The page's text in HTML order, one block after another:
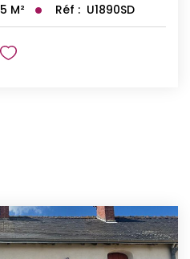
M² Réf : U1890SD